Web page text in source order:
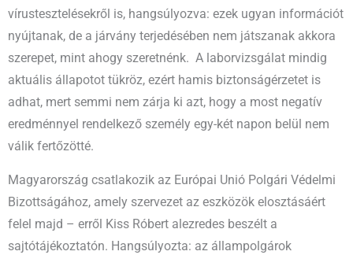
vírustesztelésekről is, hangsúlyozva: ezek ugyan információt
nyújtanak, de a járvány terjedésében nem játszanak akkora
szerepet, mint ahogy szeretnénk. A laborvizsgálat mindig
aktuális állapotot tükröz, ezért hamis biztonságérzetet is
adhat, mert semmi nem zárja ki azt, hogy a most negatív
eredménnyel rendelkező személy egy-két napon belül nem
válik fertőzötté.
Magyarország csatlakozik az Európai Unió Polgári Védelmi
Bizottságához, amely szervezet az eszközök elosztásáért
felel majd – erről Kiss Róbert alezredes beszélt a
sajtótájékoztatón. Hangsúlyozta: az állampolgárok